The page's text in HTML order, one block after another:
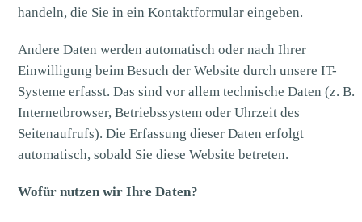
handeln, die Sie in ein Kontaktformular eingeben.
Andere Daten werden automatisch oder nach Ihrer
Einwilligung beim Besuch der Website durch unsere IT-
Systeme erfasst. Das sind vor allem technische Daten (z. B.
Internetbrowser, Betriebssystem oder Uhrzeit des
Seitenaufrufs). Die Erfassung dieser Daten erfolgt
automatisch, sobald Sie diese Website betreten.
Wofür nutzen wir Ihre Daten?